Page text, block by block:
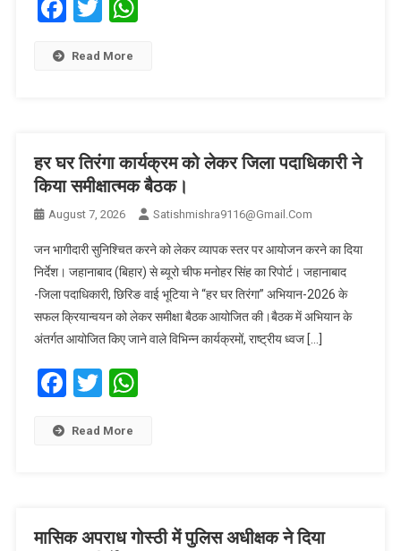
Facebook
Twitter
Read More
हर घर तिरंगा कार्यक्रम को लेकर जिला पदाधिकारी ने
किया समीक्षात्मक बैठक।
August 7, 2026 Satishmishra9116@gmail.com
जन भागीदारी सुनिश्चित करने को लेकर व्यापक स्तर पर आयोजन करने का दिया
निर्देश। जहानाबाद (बिहार) से ब्यूरो चीफ मनोहर सिंह का रिपोर्ट। जहानाबाद
-जिला पदाधिकारी, छिरिङ वाई भूटिया ने “हर घर तिरंगा” अभियान-2026 के
सफल क्रियान्वयन को लेकर समीक्षा बैठक आयोजित की।बैठक में अभियान के
अंतर्गत आयोजित किए जाने वाले विभिन्न कार्यक्रमों, राष्ट्रीय ध्वज […]
Facebook
TwitterWhatsApp
Read More
मासिक अपराध गोस्ठी में पुलिस अधीक्षक ने दिया